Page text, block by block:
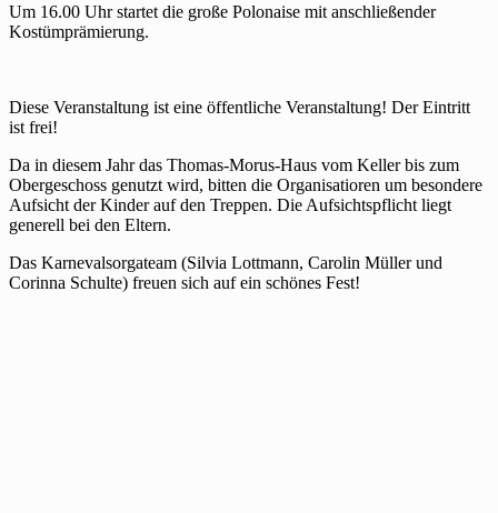
Um 16.00 Uhr startet die große Polonaise mit anschließender
Kostümprämierung.
Diese Veranstaltung ist eine öffentliche Veranstaltung! Der Eintritt
ist frei!
Da in diesem Jahr das Thomas-Morus-Haus vom Keller bis zum
Obergeschoss genutzt wird, bitten die Organisatioren um besondere
Aufsicht der Kinder auf den Treppen. Die Aufsichtspflicht liegt
generell bei den Eltern.
Das Karnevalsorgateam (Silvia Lottmann, Carolin Müller und
Corinna Schulte) freuen sich auf ein schönes Fest!